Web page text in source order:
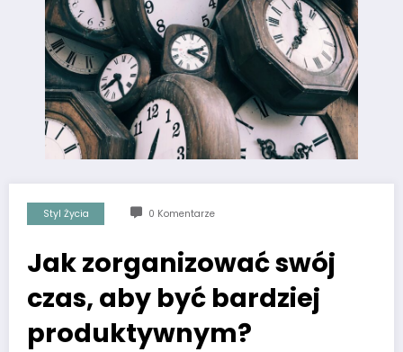
Styl Życia 0 Komentarze
Jak zorganizować swój
czas, aby być bardziej
produktywnym?